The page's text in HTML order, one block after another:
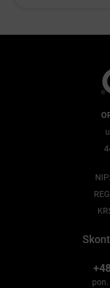
pon.